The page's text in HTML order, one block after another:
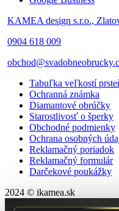
KAMEA design s.r.o.,
0904 618 009
Tabuľka veľkostí
Ochranná známka
Diamantové obrúčky
Starostlivosť o šperky
Obchodné podmienky
Ochrana osobných
Reklamačný poriadok
Reklamačný formulár
Darčekové poukážky
2024 © ikamea.sk